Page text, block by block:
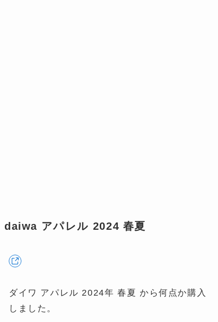
daiwa アパレル 2024 春夏
ダイワ アパレル 2024年 春夏 から何点か購入
しました。